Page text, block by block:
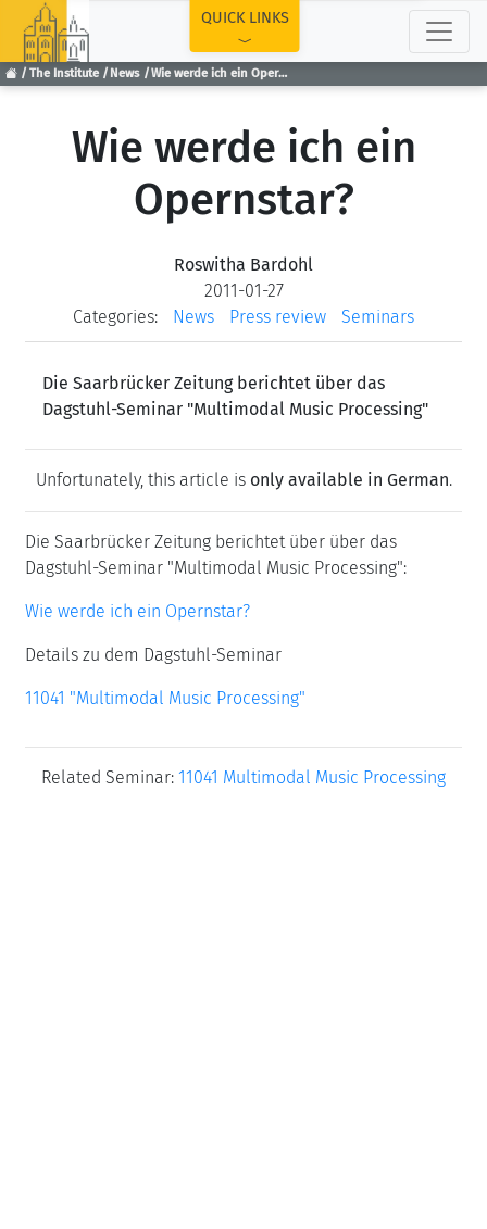
The Institute News Wie werde ich ein Opernstar?
QUICK LINKS
Wie werde ich ein
Opernstar?
Roswitha Bardohl
2011-01-27
Categories:
News Press review Seminars
Die Saarbrücker Zeitung berichtet über das
Dagstuhl-Seminar "Multimodal Music Processing"
Unfortunately, this article is only available in German.
Die Saarbrücker Zeitung berichtet über über das
Dagstuhl-Seminar "Multimodal Music Processing":
Wie werde ich ein Opernstar?
Details zu dem Dagstuhl-Seminar
11041 "Multimodal Music Processing"
Related Seminar: 11041 Multimodal Music Processing